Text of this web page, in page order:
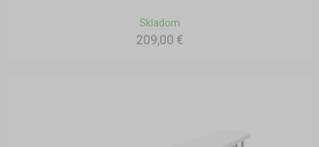
Skladom
209,00 €